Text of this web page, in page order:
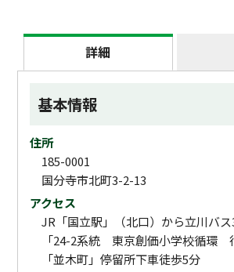
詳細
基本情報
住所
185-0001
国分寺市北町3-2-13
アクセス
JR「国立駅」（北口）から立川バ
「24-2系統 東京創価小学校循環
「並木町」停留所下車徒歩5分